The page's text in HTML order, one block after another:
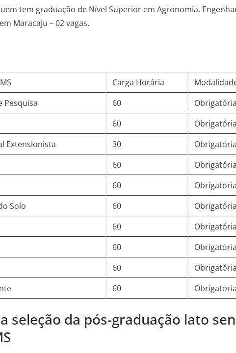
tem graduação de Nível Superior em Agronomia,
Maracaju – 02 vagas.
Carga Horária
Pesquisa
60
Obrigatória
60
Obrigatória
Extensionista
30
Obrigatória
60
Obrigatória
60
Obrigatória
Solo
60
Obrigatória
60
Obrigatória
60
Obrigatória
60
Obrigatória
60 Obrigatória
seleção da pós-graduação lato